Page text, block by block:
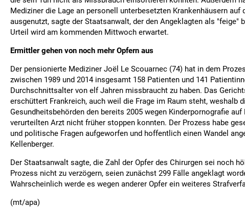
Mediziner die Lage an personell unterbesetzten Krankenhäusern auf
ausgenutzt, sagte der Staatsanwalt, der den Angeklagten als "feige"
Urteil wird am kommenden Mittwoch erwartet.
Ermittler gehen von noch mehr Opfern aus
Der pensionierte Mediziner Joël Le Scouarnec (74) hat in dem
zwischen 1989 und 2014 insgesamt 158 Patienten und 141
Durchschnittsalter von elf Jahren missbraucht zu haben. Das
erschüttert Frankreich, auch weil die Frage im Raum steht, weshalb
Gesundheitsbehörden den bereits 2005 wegen Kinderpornografie auf
verurteilten Arzt nicht früher stoppen konnten. Der Prozess habe
und politische Fragen aufgeworfen und hoffentlich einen Wandel
Kellenberger.
Der Staatsanwalt sagte, die Zahl der Opfer des Chirurgen sei noch
Prozess nicht zu verzögern, seien zunächst 299 Fälle angeklagt
Wahrscheinlich werde es wegen anderer Opfer ein weiteres
(mt/apa)